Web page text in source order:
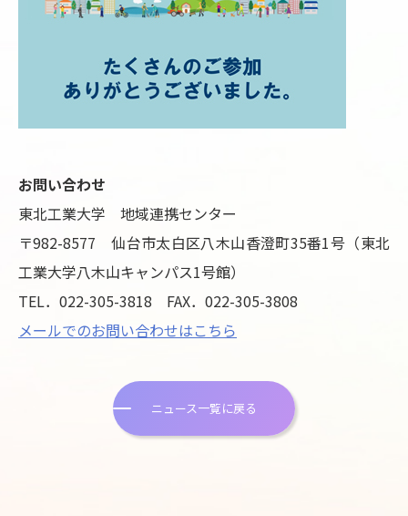
お問い合わせ
東北工業大学 地域連携センター
〒982-8577 仙台市太白区八木山香澄町35番1号（東北
工業大学八木山キャンパス1号館）
TEL．022-305-3818 FAX．022-305-3808
メールでのお問い合わせはこちら
ニュース一覧に戻る